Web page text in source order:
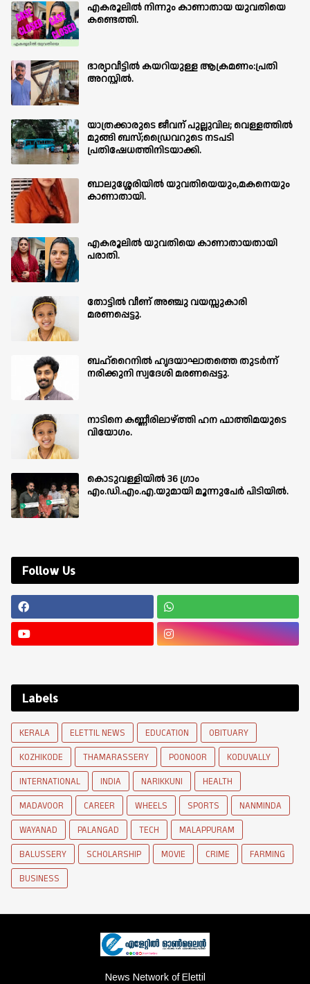
എകരൂലിൽ നിന്നും കാണാതായ യുവതിയെ
കണ്ടെത്തി.
ഭാര്യാവീട്ടിൽ കയറിയുള്ള ആക്രമണം:പ്രതി
അറസ്റ്റിൽ.
യാത്രക്കാരുടെ ജീവന് പുല്ലുവില; വെള്ളത്തിൽ
മുങ്ങി ബസ്;ഡ്രൈവറുടെ നടപടി
പ്രതിഷേധത്തിനിടയാക്കി.
ബാലുശ്ശേരിയില്‍ യുവതിയെയും,മകനെയും
കാണാതായി.
എകരൂലിൽ യുവതിയെ കാണാതായതായി
പരാതി.
തോട്ടിൽ വീണ് അഞ്ചു വയസ്സുകാരി
മരണപ്പെട്ടു.
ബഹ്‌റൈനിൽ ഹൃദയാഘാതത്തെ തുടർന്ന്
നരിക്കുനി സ്വദേശി മരണപ്പെട്ടു.
നാടിനെ കണ്ണീരിലാഴ്ത്തി ഹന ഫാത്തിമയുടെ
വിയോഗം.
കൊടുവള്ളിയിൽ 36 ഗ്രാം
എം.ഡി.എം.എ.യുമായി മൂന്നുപേർ പിടിയിൽ.
Follow Us
Labels
KERALA ELETTIL NEWS EDUCATION
OBITUARY
KOZHIKODE
THAMARASSERY POONOOR
KODUVALLY
INTERNATIONAL
INDIA NARIKKUNI
HEALTH
MADAVOOR
CAREER WHEELS SPORTS
NANMINDA
WAYANAD
PALANGAD TECH
MALAPPURAM
BALUSSERY
SCHOLARSHIP MOVIE CRIME
FARMING
BUSINESS
News Network of Elettil